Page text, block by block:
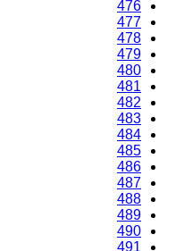
476
477
478
479
480
481
482
483
484
485
486
487
488
489
490
491